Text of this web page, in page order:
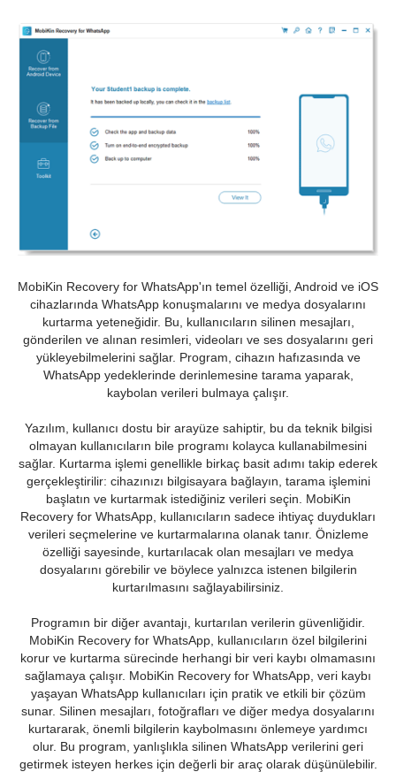
MobiKin Recovery for WhatsApp'ın temel özelliği, Android ve iOS
cihazlarında WhatsApp konuşmalarını ve medya dosyalarını
kurtarma yeteneğidir. Bu, kullanıcıların silinen mesajları,
gönderilen ve alınan resimleri, videoları ve ses dosyalarını geri
yükleyebilmelerini sağlar. Program, cihazın hafızasında ve
WhatsApp yedeklerinde derinlemesine tarama yaparak,
kaybolan verileri bulmaya çalışır.
Yazılım, kullanıcı dostu bir arayüze sahiptir, bu da teknik bilgisi
olmayan kullanıcıların bile programı kolayca kullanabilmesini
sağlar. Kurtarma işlemi genellikle birkaç basit adımı takip ederek
gerçekleştirilir: cihazınızı bilgisayara bağlayın, tarama işlemini
başlatın ve kurtarmak istediğiniz verileri seçin. MobiKin
Recovery for WhatsApp, kullanıcıların sadece ihtiyaç duydukları
verileri seçmelerine ve kurtarmalarına olanak tanır. Önizleme
özelliği sayesinde, kurtarılacak olan mesajları ve medya
dosyalarını görebilir ve böylece yalnızca istenen bilgilerin
kurtarılmasını sağlayabilirsiniz.
Programın bir diğer avantajı, kurtarılan verilerin güvenliğidir.
MobiKin Recovery for WhatsApp, kullanıcıların özel bilgilerini
korur ve kurtarma sürecinde herhangi bir veri kaybı olmamasını
sağlamaya çalışır. MobiKin Recovery for WhatsApp, veri kaybı
yaşayan WhatsApp kullanıcıları için pratik ve etkili bir çözüm
sunar. Silinen mesajları, fotoğrafları ve diğer medya dosyalarını
kurtararak, önemli bilgilerin kaybolmasını önlemeye yardımcı
olur. Bu program, yanlışlıkla silinen WhatsApp verilerini geri
getirmek isteyen herkes için değerli bir araç olarak düşünülebilir.